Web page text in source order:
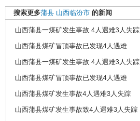
搜索更多蒲县 山西临汾市 的新闻
山西蒲县一煤矿发生事故 4人遇难3人失踪
山西蒲县煤矿冒顶事故已发现4人遇难
山西蒲县一煤矿发生事故 4人遇难3人失踪
山西蒲县煤矿冒顶事故已发现4人遇难
山西蒲县煤矿发生事故4人遇难3人失踪
山西蒲县煤矿发生事故致4人遇难3人失踪